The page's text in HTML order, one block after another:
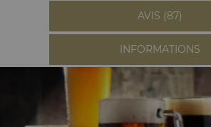
AVIS (87)
INFORMATIONS